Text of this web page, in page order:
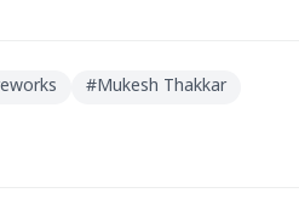
#Mukesh Thakkar